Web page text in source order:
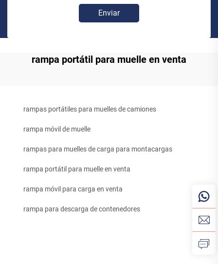
Enviar
rampa portátil para muelle en venta
rampas portátiles para muelles de camiones
rampa móvil de muelle
rampas para muelles de carga para montacargas
rampa portátil para muelle en venta
rampa móvil para carga en venta
rampa para descarga de contenedores